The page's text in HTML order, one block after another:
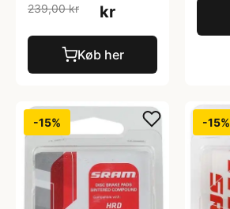
239,00 kr
kr
Køb her
-15% -15%